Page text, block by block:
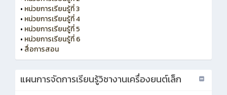
• หน่วยการเรียนรู้ที่ 3
• หน่วยการเรียนรู้ที่ 4
• หน่วยการเรียนรู้ที่ 5
• หน่วยการเรียนรู้ที่ 6
• สื่อการสอน
แผนการจัดการเรียนรู้วิชางานเครื่องยนต์เล็ก